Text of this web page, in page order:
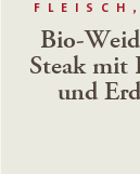
Bio-
Steak mit
und